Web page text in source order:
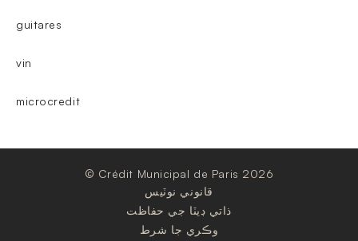
guitares
vin
microcredit
© Crédit Municipal de Paris 2026
قانوني نوٽيس
ذاتي ڊيٽا جي حفاظت
وڪري جا شرط